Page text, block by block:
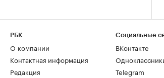
РБК
О компании
Контактная информация
Редакция
Социальные
ВКонтакте
Telegram